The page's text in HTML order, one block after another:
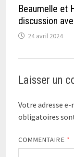
Beaumelle et
discussion
24 avril 2024
Laisser un
Votre adresse e-
obligatoires
COMMENTAIRE *